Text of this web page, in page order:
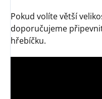
Pokud volíte větší
doporučujeme
hřebíčku.